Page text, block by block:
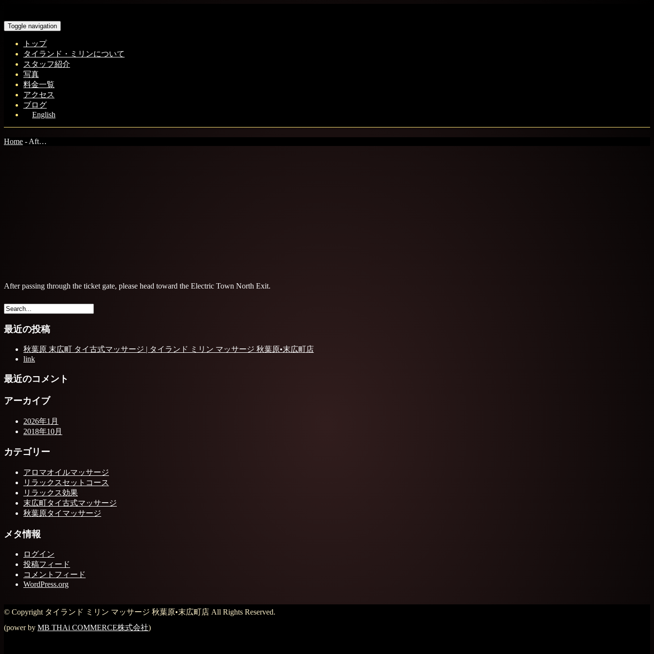
Toggle navigation
トップ
タイランド・ミリンについて
スタッフ紹介
写真
料金一覧
アクセス
ブログ
English
Home - Aft…
After passing through the ticket gate, please head toward the Electric Town North Exit.
最近の投稿
秋葉原 末広町 タイ古式マッサージ | タイランド ミリン マッサージ 秋葉原•末広町店
link
最近のコメント
アーカイブ
2026年1月
2018年10月
カテゴリー
アロマオイルマッサージ
リラックスセットコース
リラックス効果
末広町タイ古式マッサージ
秋葉原タイマッサージ
メタ情報
ログイン
投稿フィード
コメントフィード
WordPress.org
© Copyright タイランド ミリン マッサージ 秋葉原•末広町店 All Rights Reserved.
(power by MB THAi COMMERCE株式会社)